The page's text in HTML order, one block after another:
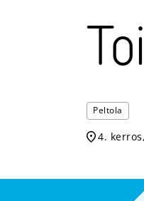
Peltola
4.